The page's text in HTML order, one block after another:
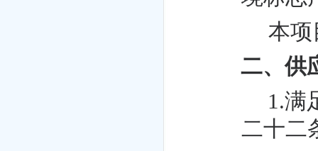
本项
二、供
1.满
二十二